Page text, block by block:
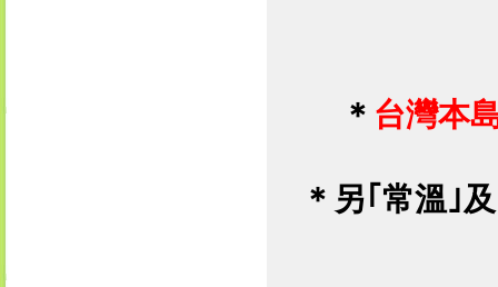
＊ 台灣本
＊ 另｢ 常溫｣